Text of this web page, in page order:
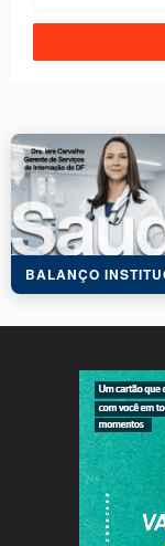
BALANÇO